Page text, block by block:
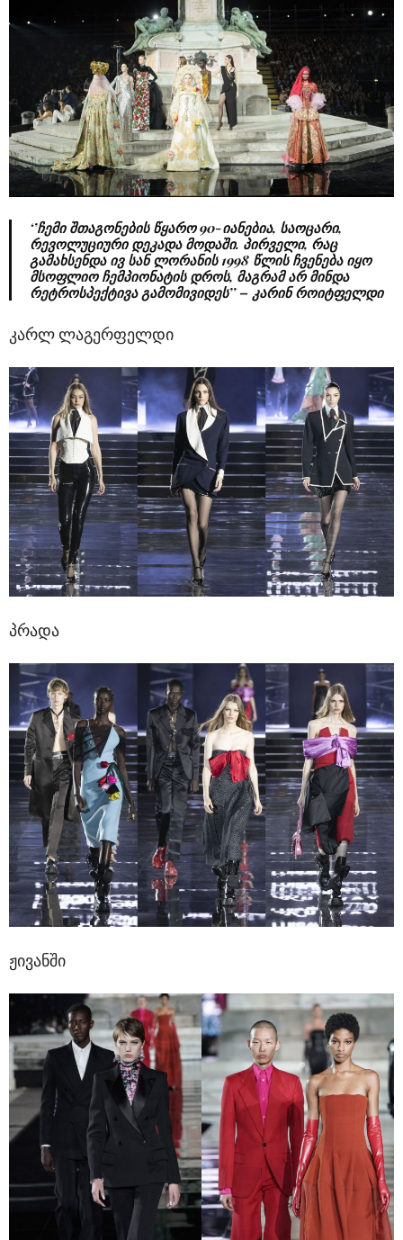
‘’ჩემი შთაგონების წყარო 90-იანებია, საოცარი,
რევოლუციური დეკადა მოდაში. პირველი, რაც
გამახსენდა ივ სან ლორანის 1998 წლის ჩვენება იყო
მსოფლიო ჩემპიონატის დროს, მაგრამ არ მინდა
რეტროსპექტივა გამომივიდეს’’ – კარინ როიტფელდი
კარლ ლაგერფელდი
პრადა
ჟივანში